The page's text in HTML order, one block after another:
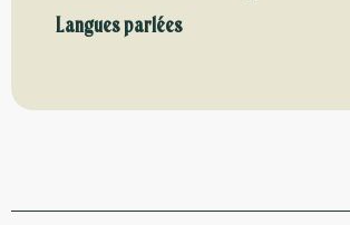
Langues parlées
Langues parlées